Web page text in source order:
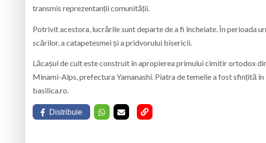
transmis reprezentanții comunității.
Potrivit acestora, lucrările sunt departe de a fi încheiate. În perioada
scărilor, a catapetesmei și a pridvorului bisericii.
Lăcașul de cult este construit în apropierea primului cimitir ortodox
Minami-Alps, prefectura Yamanashi. Piatra de temelie a fost sfințită
basilica.ro.
Distribuie